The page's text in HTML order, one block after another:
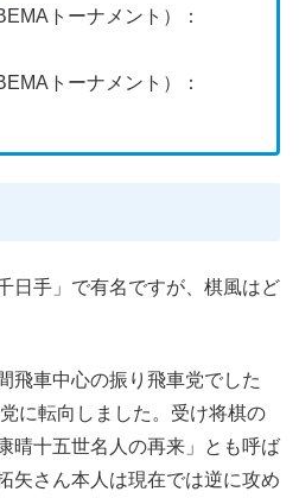
トーナメント）：
トーナメント）：
日手」で有名ですが、棋風はど
飛車中心の振り飛車党でした
に転向しました。受け将棋の
晴十五世名人の再来」とも呼ば
矢さん本人は現在では逆に攻め